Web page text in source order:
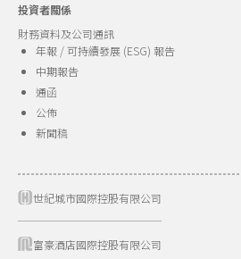
投資者關係
財務資料及公司通訊
年報 / 可持續發展 (ESG) 報告
中期報告
通函
公佈
新聞稿
世紀城市國際控股有限公司
富豪酒店國際控股有限公司